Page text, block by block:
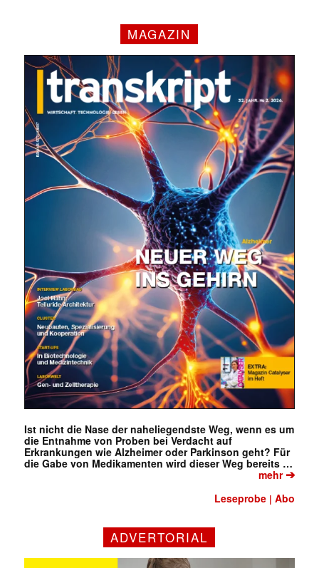
MAGAZIN
Ist nicht die Nase der naheliegendste Weg, wenn es um
die Entnahme von Proben bei Verdacht auf
Erkrankungen wie Alzheimer oder Parkinson geht? Für
die Gabe von Medikamenten wird dieser Weg bereits …
mehr➔
Leseprobe |Abo
ADVERTORIAL